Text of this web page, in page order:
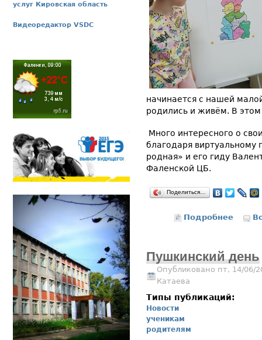
начинается с нашей
родились и живём. В
Много интересного о
благодаря виртуальному
родная» и его гиду
Фаленской ЦБ.
Поделиться…
Подробнее о С
Пушкинский день
Опубликовано пт, 14/06/
Катаева
Типы публикаций:
Новости
ученикам
родителям
услуг Кировская область
Видеоредактор VSDC